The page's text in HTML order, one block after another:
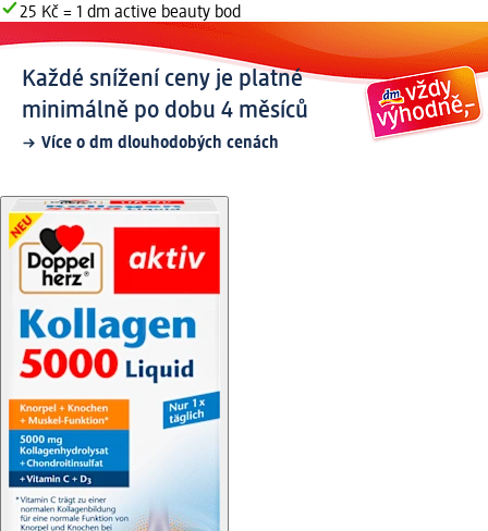
25 Kč = 1 dm active beauty bod
Každé snížení ceny je platné
minimálně po dobu 4 měsíců
Více o dm dlouhodobých cenách